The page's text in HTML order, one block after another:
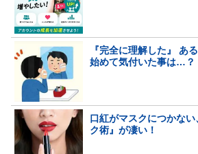
『完全に理解した』 あ
始めて気付いた事は…？
口紅がマスクにつかな
ク術』が凄い！